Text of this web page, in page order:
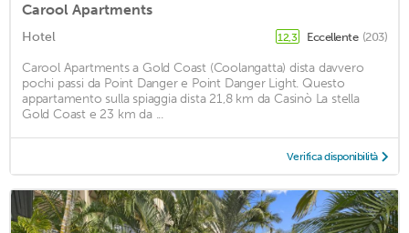
Carool Apartments
Hotel 12,3 Eccellente (203)
Carool Apartments a Gold Coast (Coolangatta) dista davvero
pochi passi da Point Danger e Point Danger Light. Questo
appartamento sulla spiaggia dista 21,8 km da Casinò La stella
Gold Coast e 23 km da ...
Verifica disponibilità